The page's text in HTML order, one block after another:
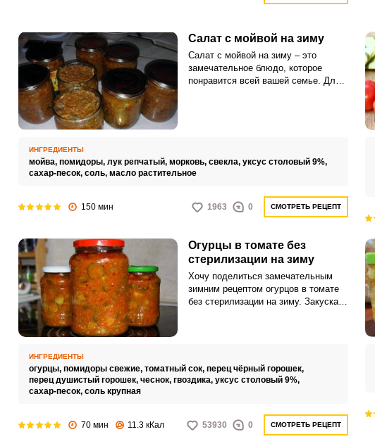
Салат с мойвой на зиму
Салат с мойвой на зиму – это
замечательное блюдо, которое
понравится всей вашей семье. Для
ИНГРЕДИЕНТЫ
мойва, помидоры, лук репчатый, морковь, свекла, уксус столовый 9%,
сахар-песок, соль, масло растительное
150 мин 1963 0 СМОТРЕТЬ РЕЦЕПТ
Огурцы в томате без
стерилизации на зиму
Хочу поделиться замечательным
зимним рецептом огурцов в томате
без стерилизации на зиму. Закуска
ИНГРЕДИЕНТЫ
огурцы, помидоры свежие, томатный сок, перец чёрный горошек,
перец душистый горошек, чеснок, гвоздика, уксус столовый 9%,
сахар-песок, соль крупная
70 мин 11.3 кКал 53930 0 СМОТРЕТЬ РЕЦЕПТ